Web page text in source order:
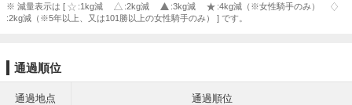
※ 減量表示は [
:1kg減 :2kg減 :3kg減
:4kg減（※女性騎手のみ）
:2kg減（※5年以上、又は101勝以上の女性騎手のみ） ] です。
通過順位
通過地点 通過順位